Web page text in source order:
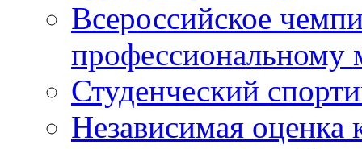
Всероссийское
профессиональному
Студенческий
Независимая оценка